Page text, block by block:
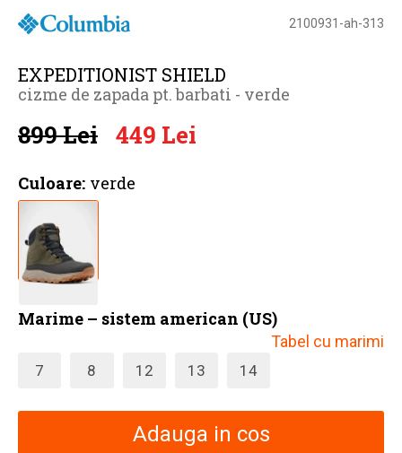
2100931-ah-313
EXPEDITIONIST SHIELD
cizme de zapada pt. barbati - verde
899 Lei 449 Lei
Culoare: verde
Marime – sistem american (US)
Tabel cu marimi
7 8 12 13 14
Adauga in cos